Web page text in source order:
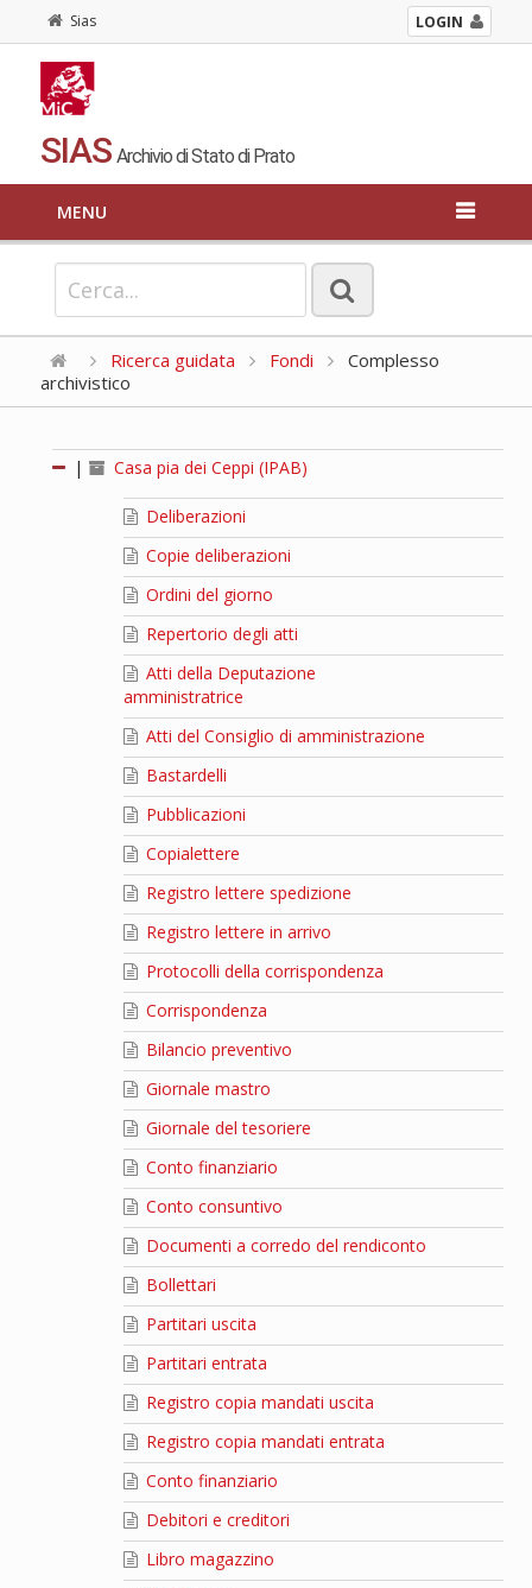
Sias LOGIN
SIAS Archivio di Stato di Prato
MENU
Ricerca guidata Fondi
Complesso
archivistico
| Casa pia dei Ceppi (IPAB)
Deliberazioni
Copie deliberazioni
Ordini del giorno
Repertorio degli atti
Atti della Deputazione
amministratrice
Atti del Consiglio di amministrazione
Bastardelli
Pubblicazioni
Copialettere
Registro lettere spedizione
Registro lettere in arrivo
Protocolli della corrispondenza
Corrispondenza
Bilancio preventivo
Giornale mastro
Giornale del tesoriere
Conto finanziario
Conto consuntivo
Documenti a corredo del rendiconto
Bollettari
Partitari uscita
Partitari entrata
Registro copia mandati uscita
Registro copia mandati entrata
Conto finanziario
Debitori e creditori
Libro magazzino